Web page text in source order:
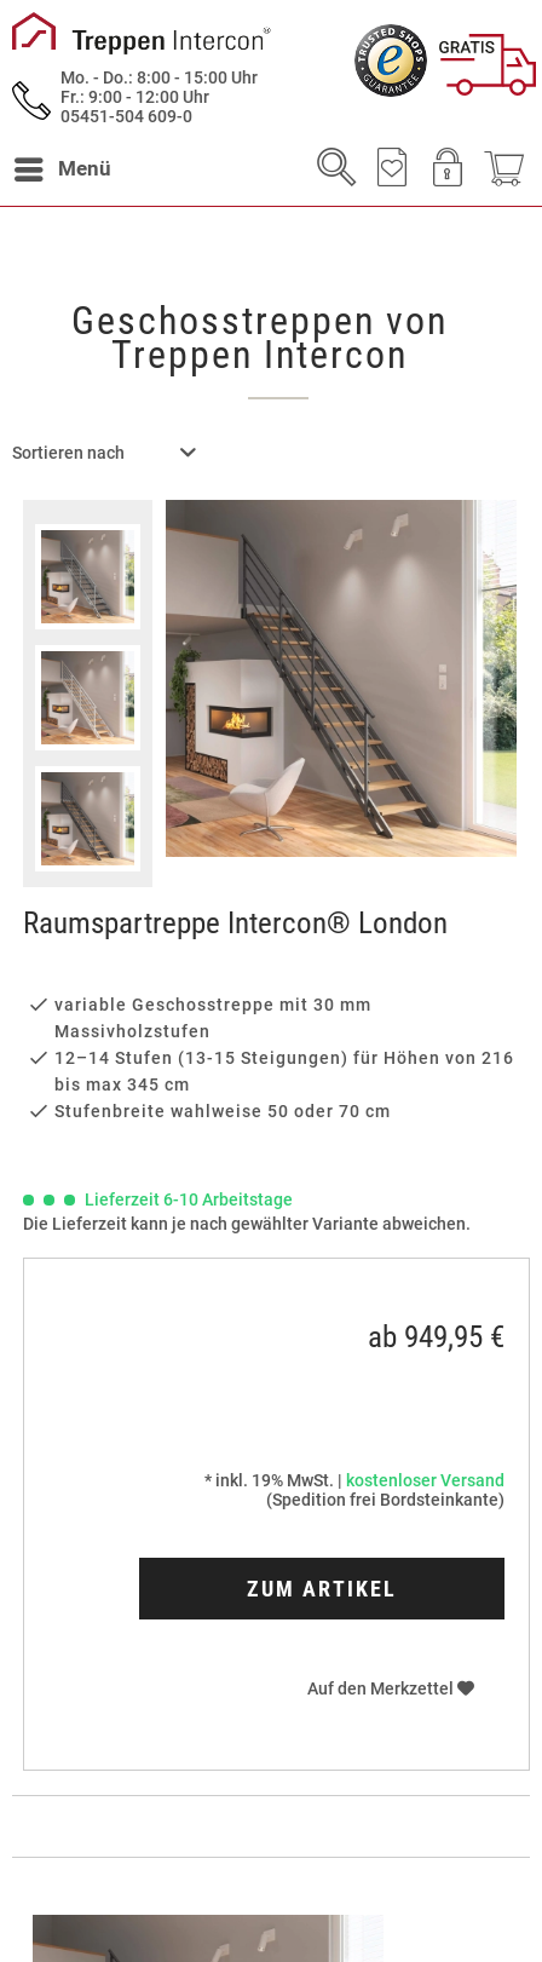
Mo. - Do.: 8:00 - 15:00 Uhr
Fr.: 9:00 - 12:00 Uhr
05451-504 609-0
Menü
Geschosstreppen von
Treppen Intercon
Raumspartreppe Intercon® London
variable Geschosstreppe mit 30 mm
Massivholzstufen
12–14 Stufen (13-15 Steigungen) für Höhen von 216
bis max 345 cm
Stufenbreite wahlweise 50 oder 70 cm
Lieferzeit 6-10 Arbeitstage
Die Lieferzeit kann je nach gewählter Variante abweichen.
ab 949,95 €
* inkl. 19% MwSt. | kostenloser Versand
(Spedition frei Bordsteinkante)
ZUM ARTIKEL
Auf den Merkzettel